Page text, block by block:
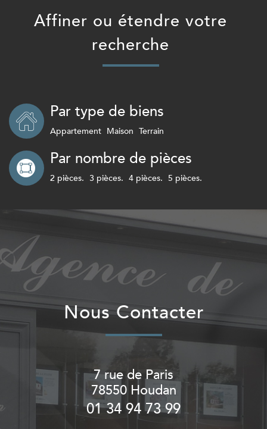
Affiner ou étendre votre
recherche
Par type de biens
Appartement Maison Terrain
Par nombre de pièces
2 pièces. 3 pièces. 4 pièces. 5 pièces.
Nous Contacter
7 rue de Paris
78550 Houdan
01 34 94 73 99